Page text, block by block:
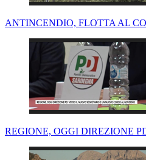
ANTINCENDIO, FLOTTA AL
REGIONE, OGGI DIREZIONE